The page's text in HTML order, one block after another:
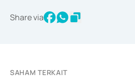
Share via
SAHAM TERKAIT